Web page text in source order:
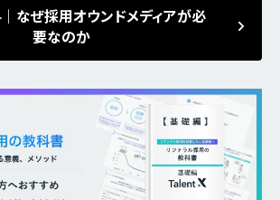
なぜ採用オウンドメディアが必
要なのか